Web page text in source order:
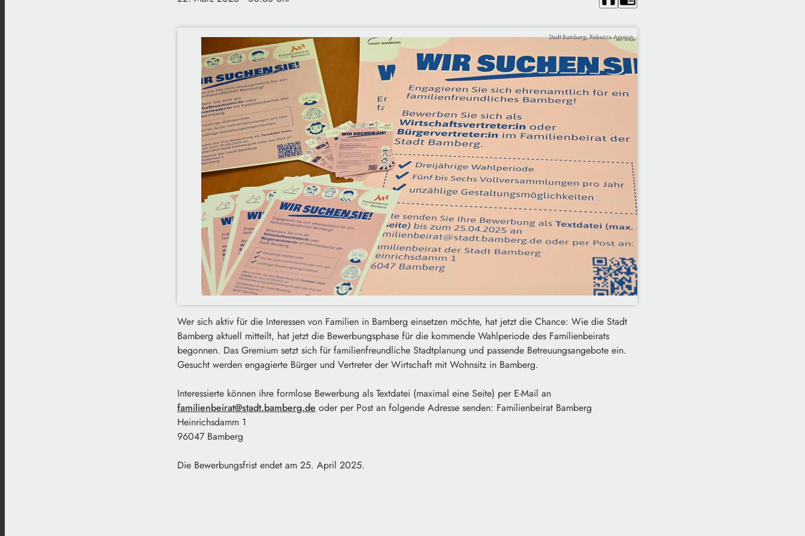
Stadt Bamberg, Rebecca Ammon
Wer sich aktiv für die Interessen von Familien in Bamberg einsetzen möchte, hat jetzt die Chance: Wie die Stadt
Bamberg aktuell mitteilt, hat jetzt die Bewerbungsphase für die kommende Wahlperiode des Familienbeirats
begonnen. Das Gremium setzt sich für familienfreundliche Stadtplanung und passende Betreuungsangebote ein.
Gesucht werden engagierte Bürger und Vertreter der Wirtschaft mit Wohnsitz in Bamberg.
Interessierte können ihre formlose Bewerbung als Textdatei (maximal eine Seite) per E-Mail an
familienbeirat@stadt.bamberg.de oder per Post an folgende Adresse senden: Familienbeirat Bamberg
Heinrichsdamm 1
96047 Bamberg
Die Bewerbungsfrist endet am 25. April 2025.